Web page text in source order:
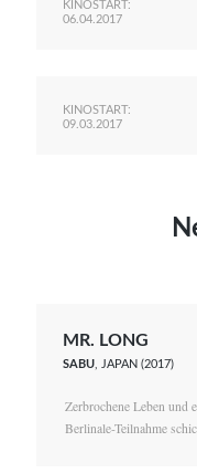
KINOSTART:
06.04.2017
KINOSTART:
09.03.2017
MR. LONG
SABU , JAPAN (2017)
Zerbrochene Leben und
Berlinale-Teilnahme